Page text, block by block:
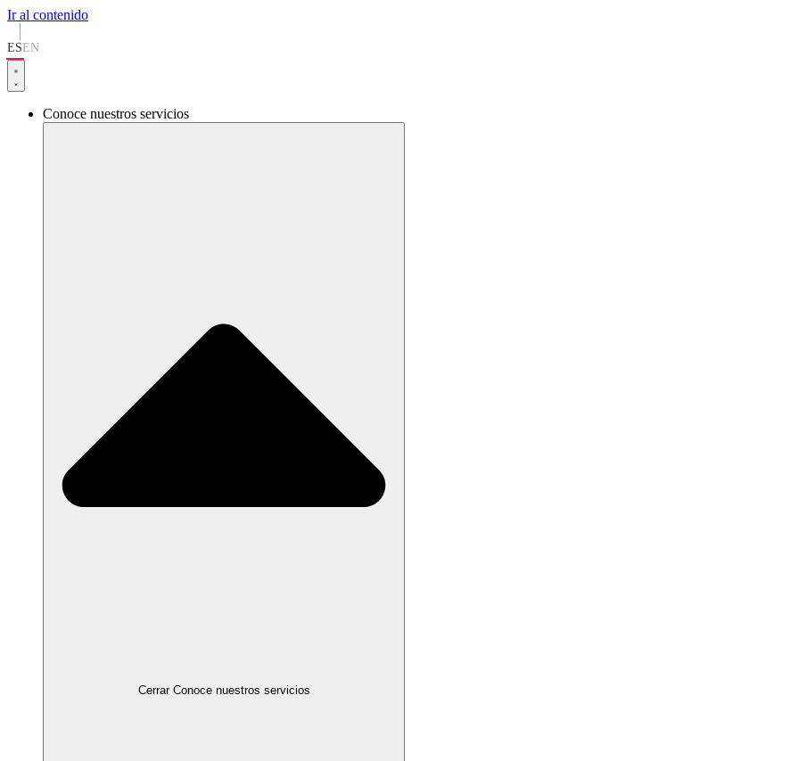
Ir al contenido
ESEN
Conoce nuestros servicios
Cerrar Conoce nuestros servicios